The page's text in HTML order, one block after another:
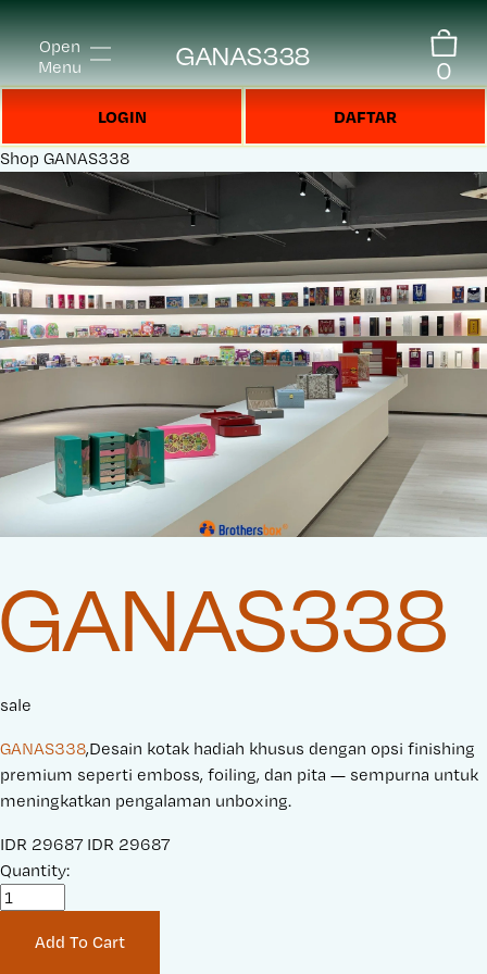
Open
Menu
GANAS338 0
LOGIN DAFTAR
Shop GANAS338
GANAS338
sale
GANAS338,Desain kotak hadiah khusus dengan opsi finishing
premium seperti emboss, foiling, dan pita — sempurna untuk
meningkatkan pengalaman unboxing.
S
a
IDR 29687 O
IDR 29687
Quantity:
Add To Cart